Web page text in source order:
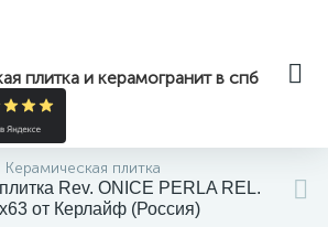
плитка и керамогранит в спб
Керамическая плитка
Rev. ONICE PERLA REL.
от Керлайф (Россия)